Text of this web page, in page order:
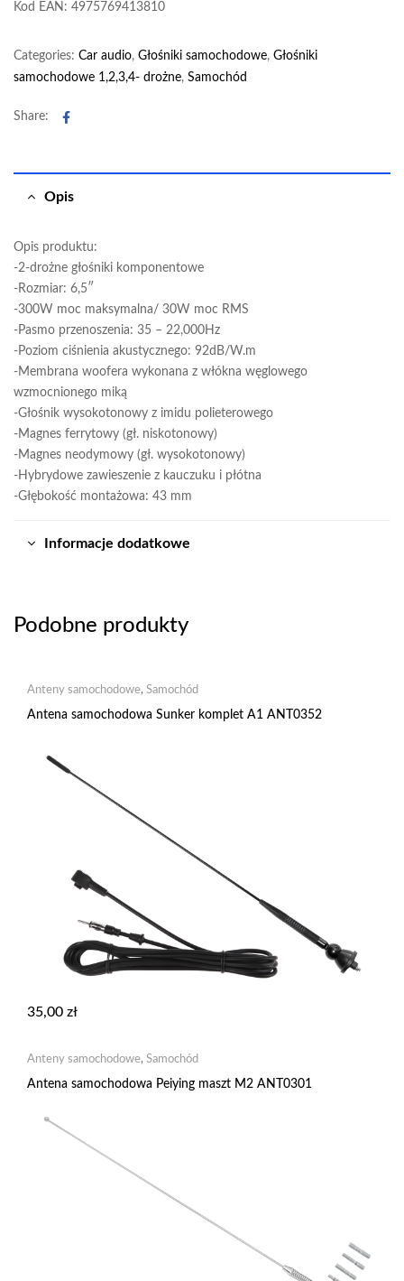
Kod EAN: 4975769413810
Categories: Car audio, Głośniki samochodowe, Głośniki
samochodowe 1,2,3,4- drożne, Samochód
Share: Facebook
Opis
Opis produktu:
-2-drożne głośniki komponentowe
-Rozmiar: 6,5″
-300W moc maksymalna/ 30W moc RMS
-Pasmo przenoszenia: 35 – 22,000Hz
-Poziom ciśnienia akustycznego: 92dB/W.m
-Membrana woofera wykonana z włókna węglowego
wzmocnionego miką
-Głośnik wysokotonowy z imidu polieterowego
-Magnes ferrytowy (gł. niskotonowy)
-Magnes neodymowy (gł. wysokotonowy)
-Hybrydowe zawieszenie z kauczuku i płótna
-Głębokość montażowa: 43 mm
Informacje dodatkowe
Podobne produkty
Anteny samochodowe, Samochód
Antena samochodowa Sunker komplet A1 ANT0352
35,00 zł
Anteny samochodowe, Samochód
Antena samochodowa Peiying maszt M2 ANT0301